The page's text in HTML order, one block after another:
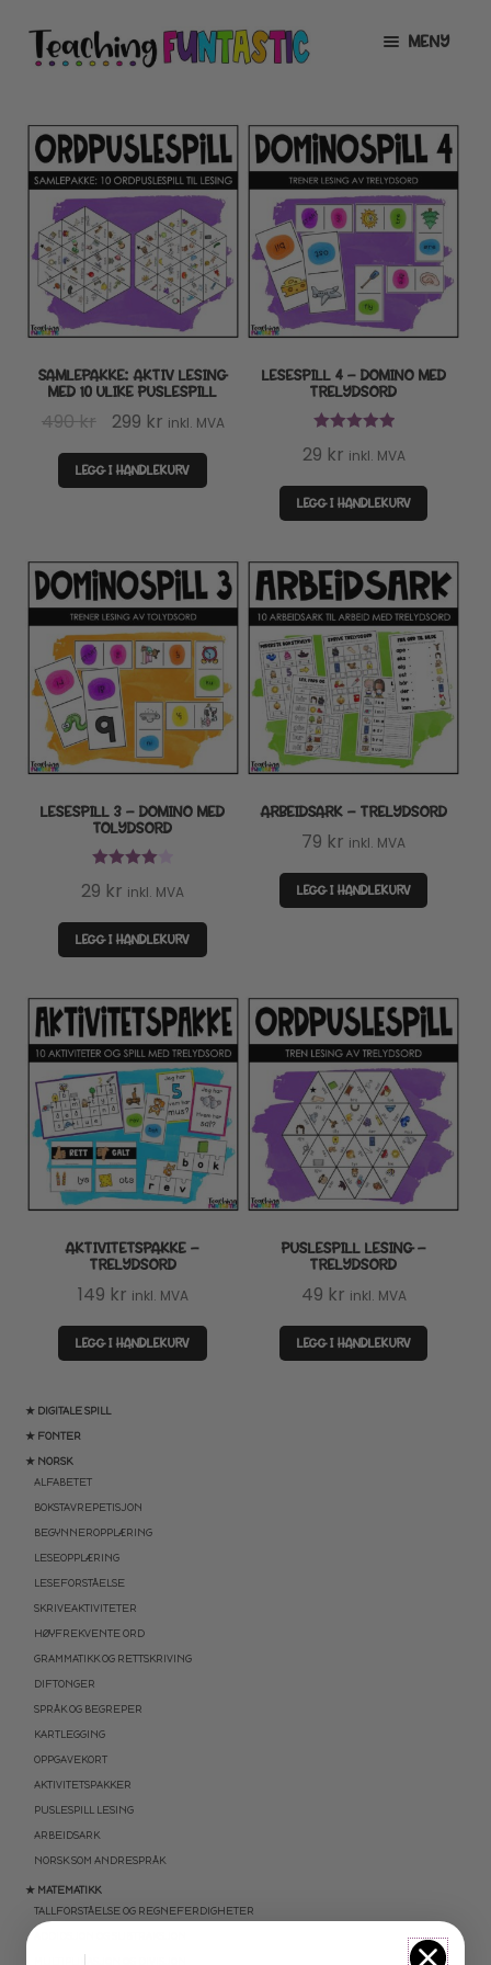
Hopp
til
Hopp
til
MENY
UNDERMENY
MIN KONTO
GRATIS
UTVID
UNDERMENY
BUTIKK
UTVID
UNDERMENY
LISENSER
UTVID
TIPSHJØRNET
KURS
★ DIGITALE SPILL
★ FONTER
★ NORSK
ALFABETET
BOKSTAVREPETISJON
BEGYNNEROPPLÆRING
LESEOPPLÆRING
LESEFORSTÅELSE
SKRIVEAKTIVITETER
HØYFREKVENTE ORD
GRAMMATIKK OG RETTSKRIVING
DIFTONGER
SPRÅK OG BEGREPER
KARTLEGGING
OPPGAVEKORT
AKTIVITETSPAKKER
PUSLESPILL LESING
ARBEIDSARK
NORSK SOM ANDRESPRÅK
★ MATEMATIKK
TALLFORSTÅELSE OG REGNEFERDIGHETER
SAMLEPAKKE: AKTIV LESING
MED 10 ULIKE PUSLESPILL
490kr
Opprinnelig
pris
var:
299 krNåværende
pris
er:
inkl. MVA
LEGG I HANDLEKURV
LESESPILL 4 – DOMINO MED
TRELYDSORD
29 kr inkl. MVA
LEGG I HANDLEKURV
LESESPILL 3 – DOMINO MED
TOLYDSORD
29 kr inkl. MVA
LEGG I HANDLEKURV
ARBEIDSARK – TRELYDSORD
79 kr inkl. MVA
LEGG I HANDLEKURV
AKTIVITETSPAKKE –
TRELYDSORD
149 kr inkl. MVA
LEGG I HANDLEKURV
PUSLESPILL LESING –
TRELYDSORD
49 kr inkl. MVA
LEGG I HANDLEKURV